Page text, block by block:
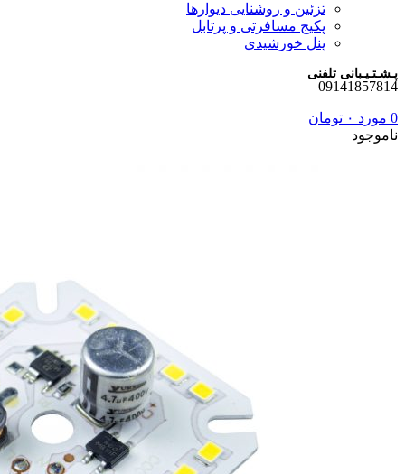
تزئین و روشنایی دیوارها
پکیج مسافرتی و پرتابل
پنل خورشیدی
پـشـتـیـبانی تلفنی
09141857814
0 مورد ۰ تومان
ناموجود